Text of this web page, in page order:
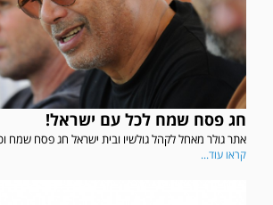
חג פסח שמח לכל עם ישראל!
אתר גולר מאחל לקהל גולשיו ובית ישראל חג פסח שמח
קראו עוד...